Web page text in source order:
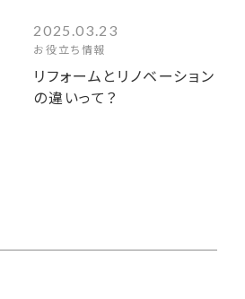
2025.03.23
お役立ち情報
リフォームとリノベーション
の違いって？